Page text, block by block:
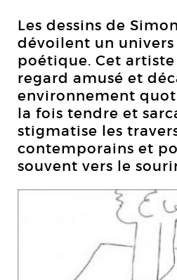
Les dessins de
dévoilent un univers
poétique. Cet
regard amusé et
environnement
la fois tendre et
stigmatise les
contemporains et
souvent vers le